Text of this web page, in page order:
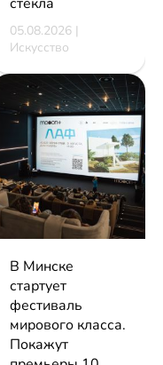
стекла
05.08.2026 |
Искусство
В Минске
стартует
фестиваль
мирового класса.
Покажут